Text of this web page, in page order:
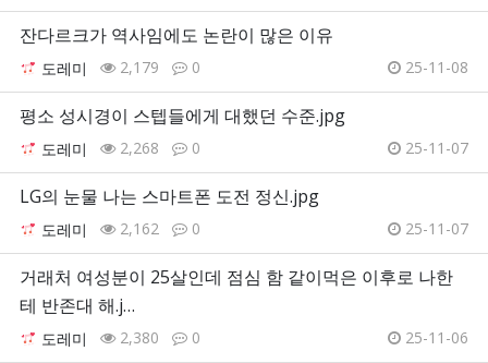
잔다르크가 역사임에도 논란이 많은 이유
도레미 2,179 0 25-11-08
평소 성시경이 스텝들에게 대했던 수준.jpg
도레미 2,268 0 25-11-07
LG의 눈물 나는 스마트폰 도전 정신.jpg
도레미 2,162 0 25-11-07
거래처 여성분이 25살인데 점심 함 같이먹은 이후로 나한
테 반존대 해.j…
도레미 2,380 0 25-11-06